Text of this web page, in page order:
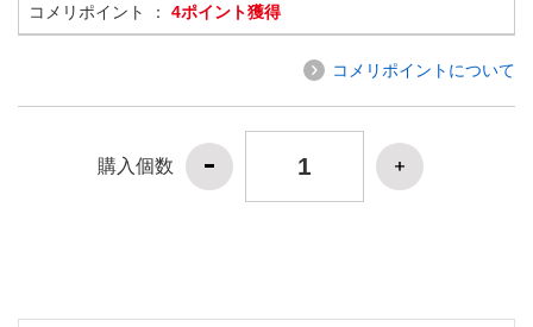
コメリポイント ： 4ポイント獲得
コメリポイントについて
購入個数